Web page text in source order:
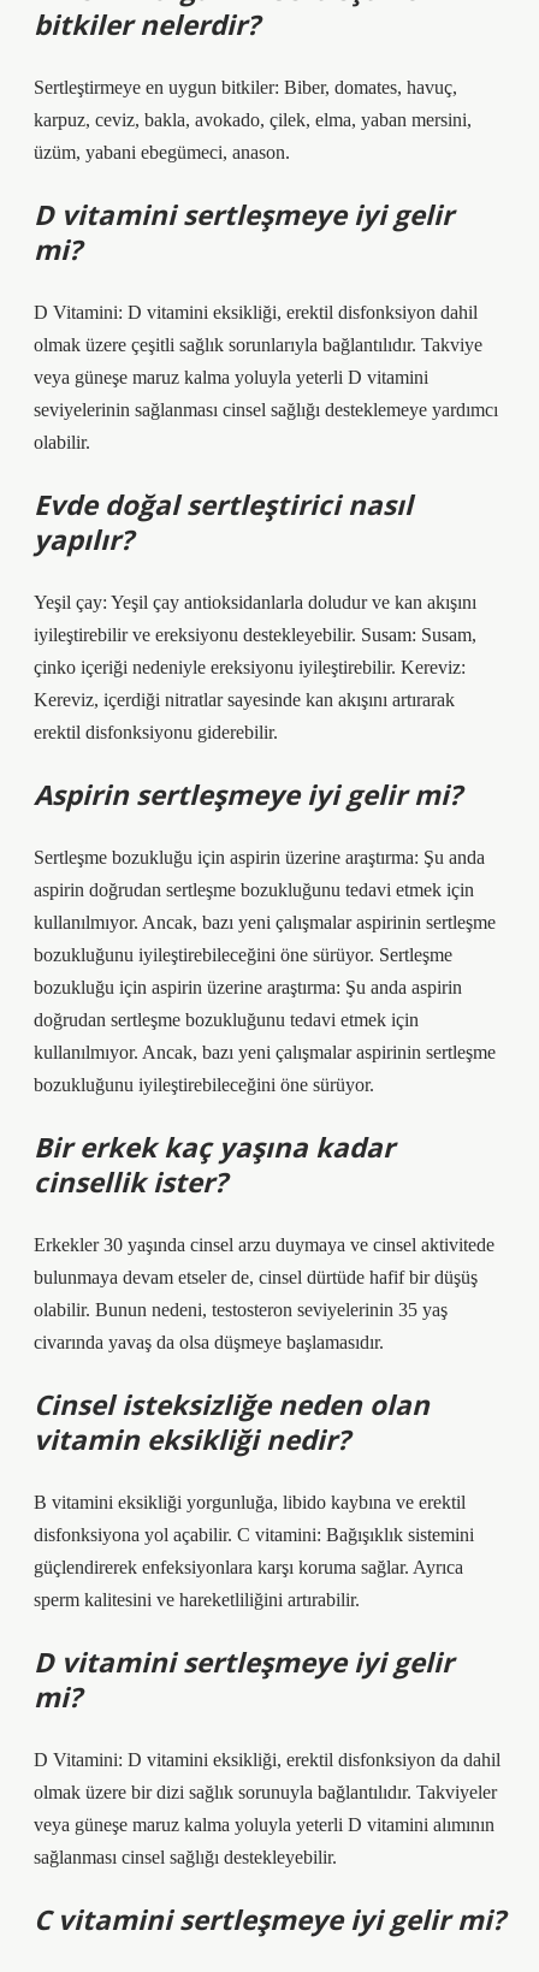
bitkiler nelerdir?
Sertleştirmeye en uygun bitkiler: Biber, domates, havuç,
karpuz, ceviz, bakla, avokado, çilek, elma, yaban mersini,
üzüm, yabani ebegümeci, anason.
D vitamini sertleşmeye iyi gelir
mi?
D Vitamini: D vitamini eksikliği, erektil disfonksiyon dahil
olmak üzere çeşitli sağlık sorunlarıyla bağlantılıdır. Takviye
veya güneşe maruz kalma yoluyla yeterli D vitamini
seviyelerinin sağlanması cinsel sağlığı desteklemeye yardımcı
olabilir.
Evde doğal sertleştirici nasıl
yapılır?
Yeşil çay: Yeşil çay antioksidanlarla doludur ve kan akışını
iyileştirebilir ve ereksiyonu destekleyebilir. Susam: Susam,
çinko içeriği nedeniyle ereksiyonu iyileştirebilir. Kereviz:
Kereviz, içerdiği nitratlar sayesinde kan akışını artırarak
erektil disfonksiyonu giderebilir.
Aspirin sertleşmeye iyi gelir mi?
Sertleşme bozukluğu için aspirin üzerine araştırma: Şu anda
aspirin doğrudan sertleşme bozukluğunu tedavi etmek için
kullanılmıyor. Ancak, bazı yeni çalışmalar aspirinin sertleşme
bozukluğunu iyileştirebileceğini öne sürüyor. Sertleşme
bozukluğu için aspirin üzerine araştırma: Şu anda aspirin
doğrudan sertleşme bozukluğunu tedavi etmek için
kullanılmıyor. Ancak, bazı yeni çalışmalar aspirinin sertleşme
bozukluğunu iyileştirebileceğini öne sürüyor.
Bir erkek kaç yaşına kadar
cinsellik ister?
Erkekler 30 yaşında cinsel arzu duymaya ve cinsel aktivitede
bulunmaya devam etseler de, cinsel dürtüde hafif bir düşüş
olabilir. Bunun nedeni, testosteron seviyelerinin 35 yaş
civarında yavaş da olsa düşmeye başlamasıdır.
Cinsel isteksizliğe neden olan
vitamin eksikliği nedir?
B vitamini eksikliği yorgunluğa, libido kaybına ve erektil
disfonksiyona yol açabilir. C vitamini: Bağışıklık sistemini
güçlendirerek enfeksiyonlara karşı koruma sağlar. Ayrıca
sperm kalitesini ve hareketliliğini artırabilir.
D vitamini sertleşmeye iyi gelir
mi?
D Vitamini: D vitamini eksikliği, erektil disfonksiyon da dahil
olmak üzere bir dizi sağlık sorunuyla bağlantılıdır. Takviyeler
veya güneşe maruz kalma yoluyla yeterli D vitamini alımının
sağlanması cinsel sağlığı destekleyebilir.
C vitamini sertleşmeye iyi gelir mi?